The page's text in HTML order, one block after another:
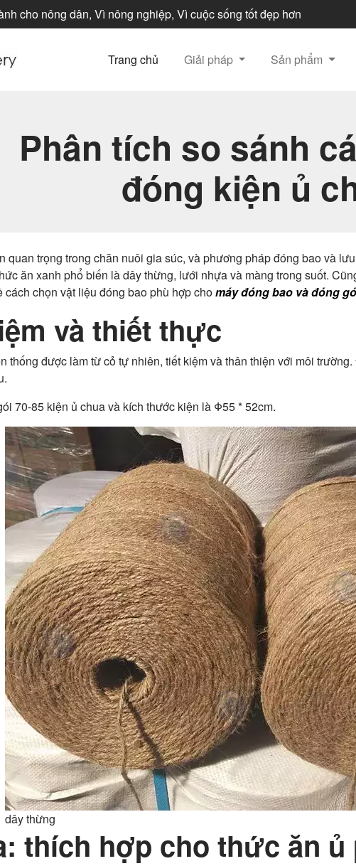
cho nông dân, Vì nông nghiệp, Vì cuộc sống tốt đẹp hơn
Trang chủ Giải pháp Sản phẩm
Phân tích so sánh
đóng kiện ủ
quan trọng trong chăn nuôi gia súc, và phương pháp đóng bao và
ăn xanh phổ biến là dây thừng, lưới nhựa và màng trong suốt.
cách chọn vật liệu đóng bao phù hợp chomáy đóng bao và đóng
và thiết thực
thống được làm từ cỏ tự nhiên, tiết kiệm và thân thiện với môi
70-85 kiện ủ chua và kích thước kiện là Φ55 * 52cm.
dây thừng
thích hợp cho thức ăn ủ